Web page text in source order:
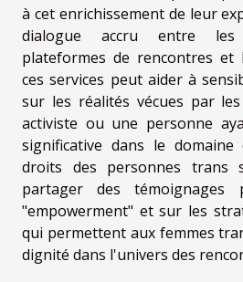
à cet enrichissement de leur
dialogue accru entre les
plateformes de rencontres et
ces services peut aider à
sur les réalités vécues par
activiste ou une personne
significative dans le
droits des personnes trans
partager des témoignages
"empowerment" et sur les
qui permettent aux femmes
dignité dans l'univers des